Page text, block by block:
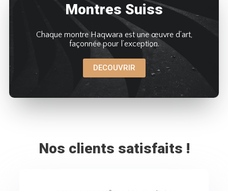
Montres Suiss
Chaque montre Haqwara est une œuvre d’art,
façonnée pour l’exception.
DECOUVRIR
Nos clients satisfaits !